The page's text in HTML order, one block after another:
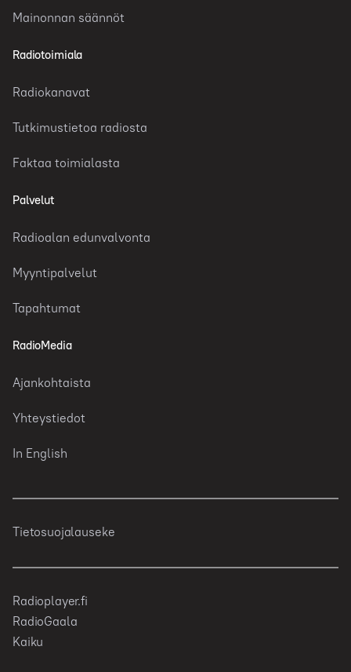
Mainonnan säännöt
Radiotoimiala
Radiokanavat
Tutkimustietoa radiosta
Faktaa toimialasta
Palvelut
Radioalan edunvalvonta
Myyntipalvelut
Tapahtumat
RadioMedia
Ajankohtaista
Yhteystiedot
In English
Tietosuojalauseke
Radioplayer.fi
RadioGaala
Kaiku